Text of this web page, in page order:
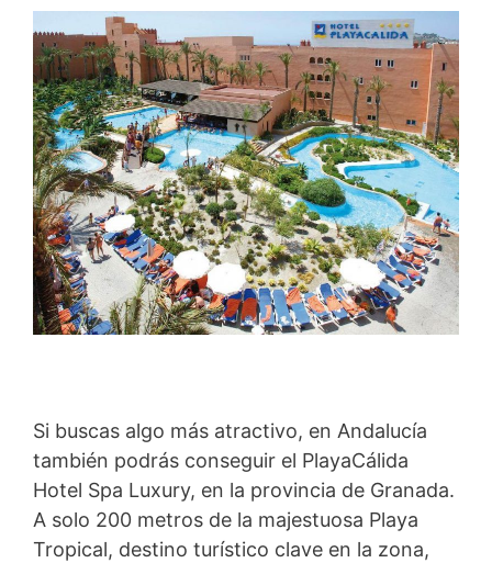
Si buscas algo más atractivo, en Andalucía
también podrás conseguir el PlayaCálida
Hotel Spa Luxury, en la provincia de Granada.
A solo 200 metros de la majestuosa Playa
Tropical, destino turístico clave en la zona,